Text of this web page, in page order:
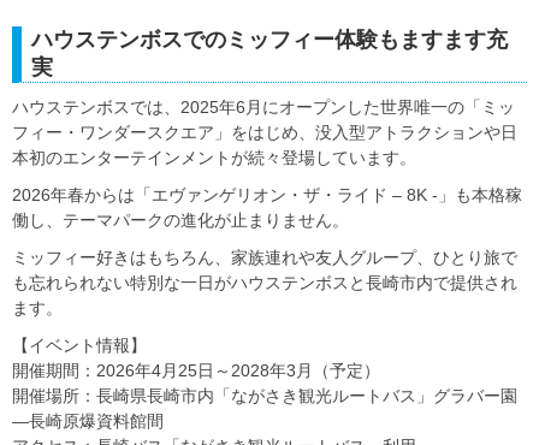
ハウステンボスでのミッフィー体験もますます充
実
ハウステンボスでは、2025年6月にオープンした世界唯一の「ミッ
フィー・ワンダースクエア」をはじめ、没入型アトラクションや日
本初のエンターテインメントが続々登場しています。
2026年春からは「エヴァンゲリオン・ザ・ライド – 8K -」も本格稼
働し、テーマパークの進化が止まりません。
ミッフィー好きはもちろん、家族連れや友人グループ、ひとり旅で
も忘れられない特別な一日がハウステンボスと長崎市内で提供され
ます。
【イベント情報】
開催期間：2026年4月25日～2028年3月（予定）
開催場所：長崎県長崎市内「ながさき観光ルートバス」グラバー園
―長崎原爆資料館間